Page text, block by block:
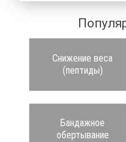
Снижение веса
(пептиды)
Бандажное
обертывание